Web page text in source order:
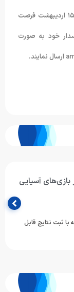
علاقمندان از فردا یکشنبه ٢۰ فروردین ماه لغایت ١۵ اردیبهشت فرصت
خود به صورت
رسیدن به فینال ۴۰۰ متر بازی‌های آسیایی
ثبت نتایج قابل